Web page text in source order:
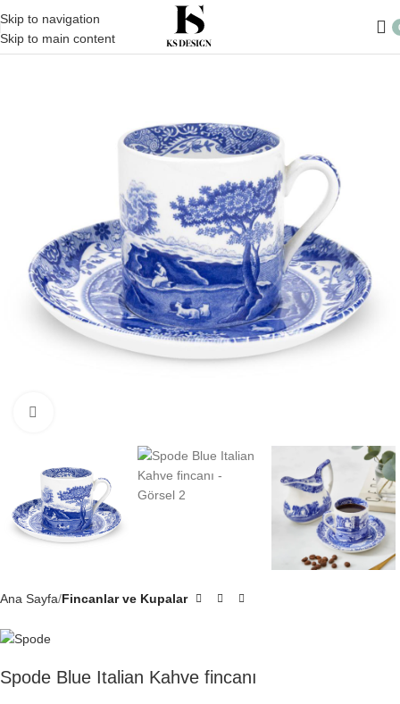
Skip to navigation
Skip to main content
Ana Sayfa Fincanlar ve Kupalar
Spode Blue Italian Kahve fincanı